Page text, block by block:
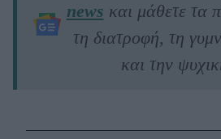
news και μάθετε τα
τη διατροφή, τη
και την